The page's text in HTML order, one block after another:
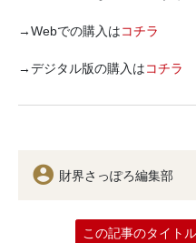
→Webでの購入はコチラ
→デジタル版の購入はコチラ
財界さっぽろ編集部
この記事のタイト